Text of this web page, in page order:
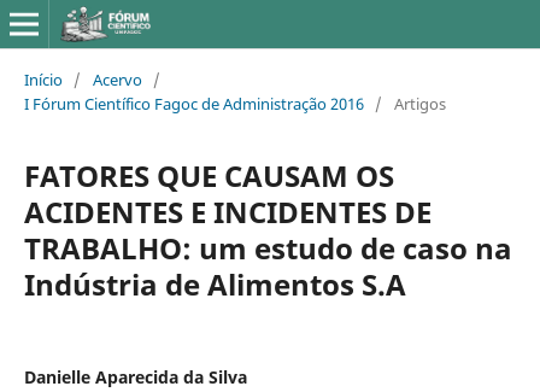
Início / Acervo /
I Fórum Científico Fagoc de Administração 2016 / Artigos
FATORES QUE CAUSAM OS
ACIDENTES E INCIDENTES DE
TRABALHO: um estudo de caso na
Indústria de Alimentos S.A
Danielle Aparecida da Silva